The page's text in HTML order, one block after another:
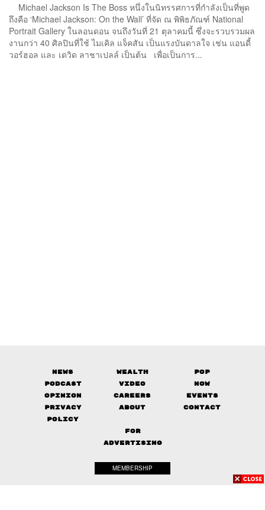
Michael Jackson Is The Boss หนึ่งในนิทรรศการที่กำลังเป็นที่พูด
ถึงคือ ‘Michael Jackson: On the Wall’ ที่จัด ณ พิพิธภัณฑ์ National
Portrait Gallery ในลอนดอน จนถึงวันที่ 21 ตุลาคมนี้ ซึ่งจะรวบรวมผล
งานกว่า 40 ศิลปินที่ใช้ ไมเคิล แจ็คสัน เป็นแรงบันดาลใจ เช่น แอนดี้
วอร์ฮอล และ เดวิด ลาชาเปลล์ เป็นต้น เพื่อเป็นการ...
News Wealth
Pop
Podcast
Video
Now
Opinion
Careers
Events
Privacy
Policy
About Contact
FOR
ADVERTISING
MEMBERSHIP